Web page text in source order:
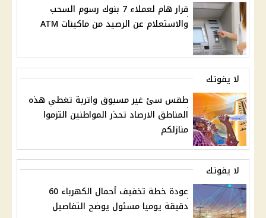
قرار هام لعملاء 7 بنوك رسوم السحب
والاستعلام عن الرصيد من ماكينات ATM
لا يفوتك
طقس سئ غير مسبوق واتربة تغطي هذه
المناطق الارصاد تحذر المواطنين التزموا
منازلكم
لا يفوتك
عودة خطة تخفيف أحمال الكهرباء 60
دقيقة يوميا مسئول يوضح التفاصيل